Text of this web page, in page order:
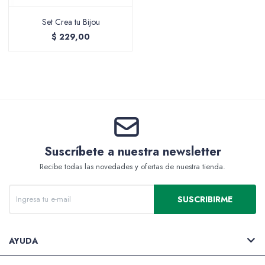
Set Crea tu Bijou
$ 229,00
Suscríbete a nuestra newsletter
Recibe todas las novedades y ofertas de nuestra tienda.
SUSCRIBIRME
AYUDA
Cotillón y Sorpresitas